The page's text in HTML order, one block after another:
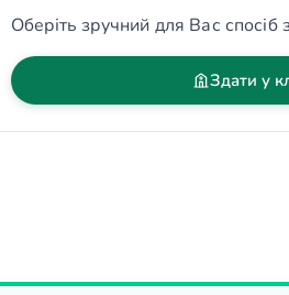
Оберіть зручний для Вас спосіб
Здати у